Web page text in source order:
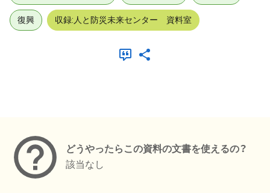
復興 収録:人と防災未来センター 資料室
どうやったらこの資料の文書を使えるの？
該当なし